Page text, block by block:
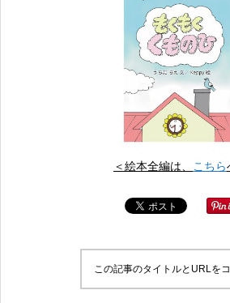
＜絵本全編は、 こちら
この記事のタイトルとURLを